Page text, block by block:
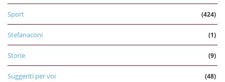
Sport (424)
Stefanaconi (1)
Storie (9)
Suggeriti per voi (48)